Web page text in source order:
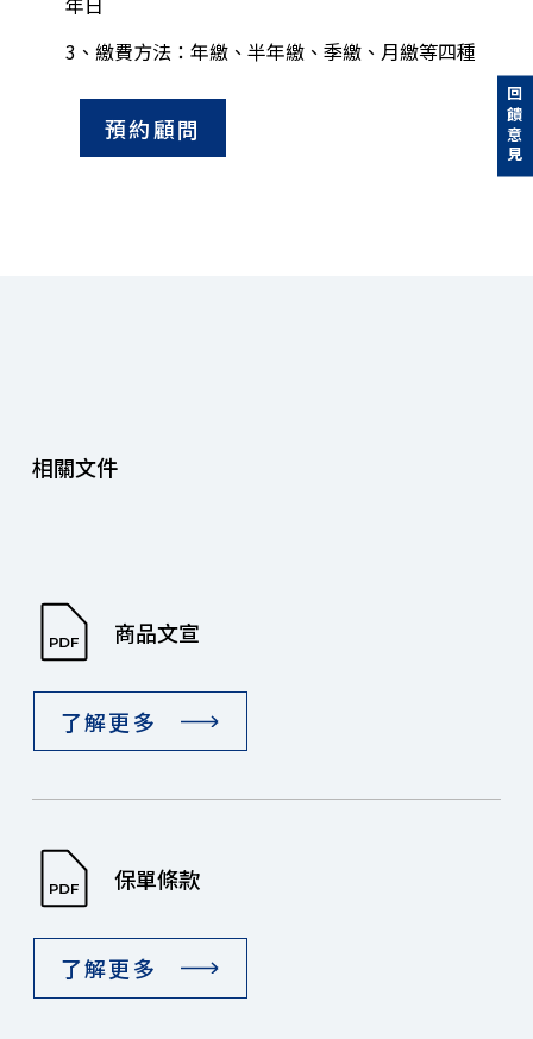
3、繳費方法：年繳、半年繳、季繳、月繳等四種
預約顧問
相關文件
商品文宣
了解更多
保單條款
了解更多
回饋意見